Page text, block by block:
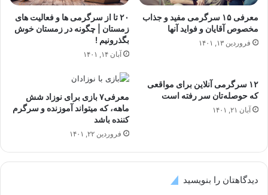
معرفی ۱۵ سرگرمی مفید و جذاب
مخصوص آقایان و فواید آنها
فروردین ۱۳, ۱۴۰۱
۲۰ تا از سرگرمی ها و فعالیت های
زمستان | چگونه در زمستان خوش
بگذرونیم !
آبان ۱۴, ۱۴۰۱
۱۲ سرگرمی آنلاین برای مواقعی
که حوصله‌تان سر رفته است
آبان ۲۱, ۱۴۰۱
معرفی۷ بازی برای نوزاد شش
ماهه، که میتواند آموزنده و سرگرم
کننده باشد
فروردین ۲۲, ۱۴۰۱
دیدگاهتان را بنویسید